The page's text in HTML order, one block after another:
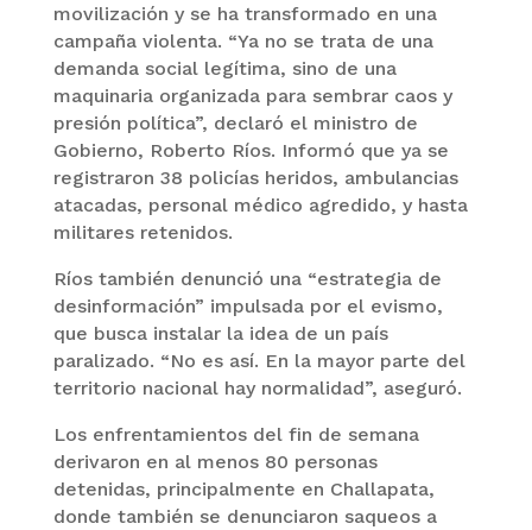
movilización y se ha transformado en una
campaña violenta. “Ya no se trata de una
demanda social legítima, sino de una
maquinaria organizada para sembrar caos y
presión política”, declaró el ministro de
Gobierno, Roberto Ríos. Informó que ya se
registraron 38 policías heridos, ambulancias
atacadas, personal médico agredido, y hasta
militares retenidos.
Ríos también denunció una “estrategia de
desinformación” impulsada por el evismo,
que busca instalar la idea de un país
paralizado. “No es así. En la mayor parte del
territorio nacional hay normalidad”, aseguró.
Los enfrentamientos del fin de semana
derivaron en al menos 80 personas
detenidas, principalmente en Challapata,
donde también se denunciaron saqueos a